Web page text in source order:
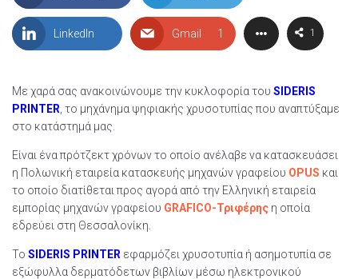
LinkedIn Gmail 1 1
Με χαρά σας ανακοινώνουμε την κυκλοφορία του SIDERIS
PRINTER , το μηχάνημα ψηφιακής χρυσοτυπίας που αναπτύξαμε
στο κατάστημά μας.
Είναι ένα πρότζεκτ χρόνων το οποίο ανέλαβε να κατασκευάσει
η Πολωνική εταιρεία κατασκευής μηχανών γραφείου OPUS και
το οποίο διατίθεται προς αγορά από την Ελληνική εταιρεία
εμπορίας μηχανών γραφείου GRAFICO-Τριφέρης η οποία
εδρεύει στη Θεσσαλονίκη.
Το SIDERIS PRINTER εφαρμόζει χρυσοτυπία ή ασημοτυπία σε
εξώφυλλα δερματόδετων βιβλίων μέσω ηλεκτρονικού